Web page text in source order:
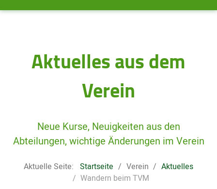
Aktuelles aus dem
Verein
Neue Kurse, Neuigkeiten aus den
Abteilungen, wichtige Änderungen im Verein
Aktuelle Seite: Startseite Verein
Aktuelles
Wandern beim TVM